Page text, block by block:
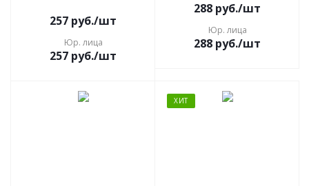
257 руб./шт
Юр. лица
257 руб./шт
288 руб./шт
Юр. лица
288 руб./шт
ХИТ